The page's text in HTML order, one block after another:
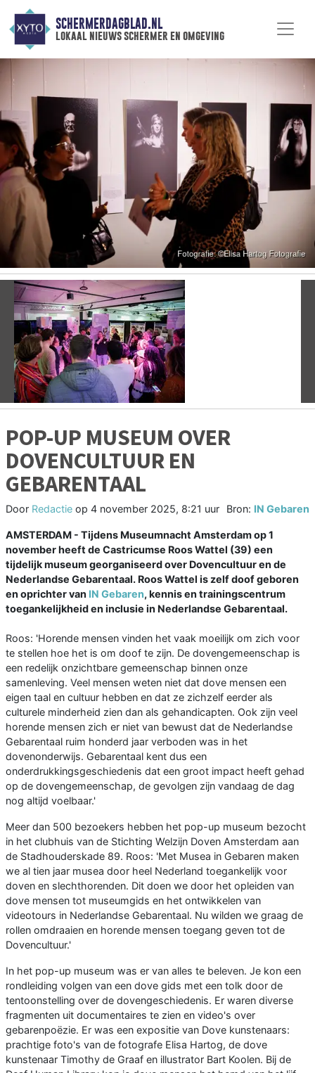
SCHERMERDAGBLAD.NL
lokaal nieuws schermer en omgeving
Vorige
POP-UP MUSEUM OVER
DOVENCULTUUR EN
GEBARENTAAL
Door Redactie op 4 november 2025, 8:21 uur Bron: IN Gebaren
AMSTERDAM - Tijdens Museumnacht Amsterdam op 1
november heeft de Castricumse Roos Wattel (39) een
tijdelijk museum georganiseerd over Dovencultuur en de
Nederlandse Gebarentaal. Roos Wattel is zelf doof geboren
en oprichter van IN Gebaren, kennis en trainingscentrum
toegankelijkheid en inclusie in Nederlandse Gebarentaal.
Roos: 'Horende mensen vinden het vaak moeilijk om zich voor
te stellen hoe het is om doof te zijn. De dovengemeenschap is
een redelijk onzichtbare gemeenschap binnen onze
samenleving. Veel mensen weten niet dat dove mensen een
eigen taal en cultuur hebben en dat ze zichzelf eerder als
culturele minderheid zien dan als gehandicapten. Ook zijn veel
horende mensen zich er niet van bewust dat de Nederlandse
Gebarentaal ruim honderd jaar verboden was in het
dovenonderwijs. Gebarentaal kent dus een
onderdrukkingsgeschiedenis dat een groot impact heeft gehad
op de dovengemeenschap, de gevolgen zijn vandaag de dag
nog altijd voelbaar.'
Meer dan 500 bezoekers hebben het pop-up museum bezocht
in het clubhuis van de Stichting Welzijn Doven Amsterdam aan
de Stadhouderskade 89. Roos: 'Met Musea in Gebaren maken
we al tien jaar musea door heel Nederland toegankelijk voor
doven en slechthorenden. Dit doen we door het opleiden van
dove mensen tot museumgids en het ontwikkelen van
videotours in Nederlandse Gebarentaal. Nu wilden we graag de
rollen omdraaien en horende mensen toegang geven tot de
Dovencultuur.'
In het pop-up museum was er van alles te beleven. Je kon een
rondleiding volgen van een dove gids met een tolk door de
tentoonstelling over de dovengeschiedenis. Er waren diverse
fragmenten uit documentaires te zien en video's over
gebarenpoëzie. Er was een expositie van Dove kunstenaars:
prachtige foto's van de fotografe Elisa Hartog, de dove
kunstenaar Timothy de Graaf en illustrator Bart Koolen. Bij de